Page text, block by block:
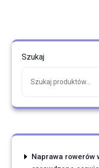
Szukaj
Naprawa rowerów